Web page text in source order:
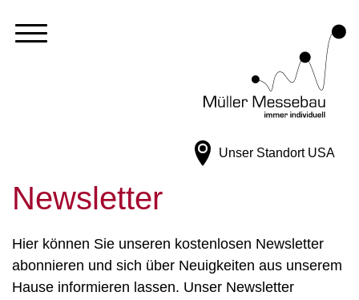
Unser Standort USA
Newsletter
Hier können Sie unseren kostenlosen Newsletter
abonnieren und sich über Neuigkeiten aus unserem
Hause informieren lassen. Unser Newsletter